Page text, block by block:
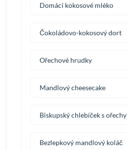
Domácí kokosové mléko
Čokoládovo-kokosový dort
Ořechové hrudky
Mandlový cheesecake
Biskupský chlebíček s ořechy
Bezlepkový mandlový koláč